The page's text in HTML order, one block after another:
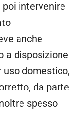
poi intervenire
anche
a disposizione
domestico,
da parte
spesso